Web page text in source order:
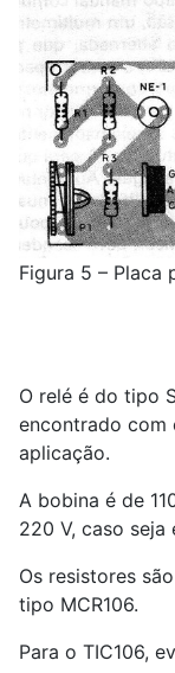
Figura 5 – Placa
O relé é do tipo
encontrado com
aplicação.
A bobina é de
220 V, caso seja
Os resistores
tipo MCR106.
Para o TIC106,